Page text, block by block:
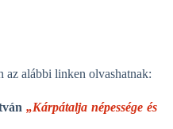
az alábbi linken olvashatnak:
„Kárpátalja népessége és